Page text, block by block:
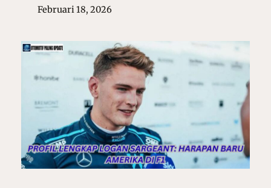
Februari 18, 2026